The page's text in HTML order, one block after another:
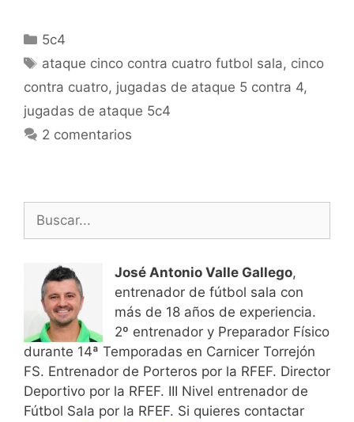
Categorías
5c4
Etiquetas
ataque cinco contra cuatro futbol sala, cinco
contra cuatro, jugadas de ataque 5 contra 4,
jugadas de ataque 5c4
2 comentarios
Buscar:
José Antonio Valle Gallego,
entrenador de fútbol sala con
más de 18 años de experiencia.
2º entrenador y Preparador Físico
durante 14ª Temporadas en Carnicer Torrejón
FS. Entrenador de Porteros por la RFEF. Director
Deportivo por la RFEF. III Nivel entrenador de
Fútbol Sala por la RFEF. Si quieres contactar